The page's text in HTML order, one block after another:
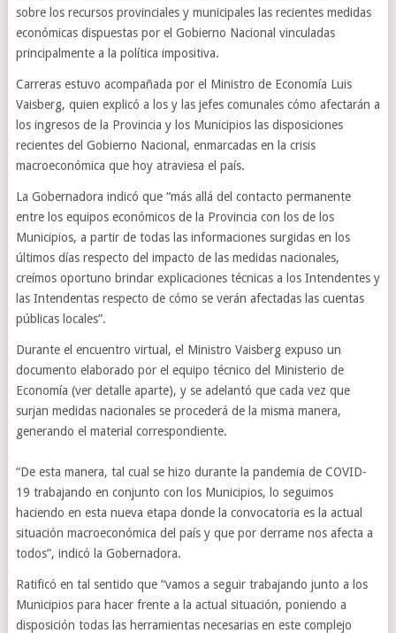
sobre los recursos provinciales y municipales las recientes medidas
económicas dispuestas por el Gobierno Nacional vinculadas
principalmente a la política impositiva.
Carreras estuvo acompañada por el Ministro de Economía Luis
Vaisberg, quien explicó a los y las jefes comunales cómo afectarán a
los ingresos de la Provincia y los Municipios las disposiciones
recientes del Gobierno Nacional, enmarcadas en la crisis
macroeconómica que hoy atraviesa el país.
La Gobernadora indicó que “más allá del contacto permanente
entre los equipos económicos de la Provincia con los de los
Municipios, a partir de todas las informaciones surgidas en los
últimos días respecto del impacto de las medidas nacionales,
creímos oportuno brindar explicaciones técnicas a los Intendentes y
las Intendentas respecto de cómo se verán afectadas las cuentas
públicas locales”.
Durante el encuentro virtual, el Ministro Vaisberg expuso un
documento elaborado por el equipo técnico del Ministerio de
Economía (ver detalle aparte), y se adelantó que cada vez que
surjan medidas nacionales se procederá de la misma manera,
generando el material correspondiente.
“De esta manera, tal cual se hizo durante la pandemia de COVID-
19 trabajando en conjunto con los Municipios, lo seguimos
haciendo en esta nueva etapa donde la convocatoria es la actual
situación macroeconómica del país y que por derrame nos afecta a
todos”, indicó la Gobernadora.
Ratificó en tal sentido que “vamos a seguir trabajando junto a los
Municipios para hacer frente a la actual situación, poniendo a
disposición todas las herramientas necesarias en este complejo